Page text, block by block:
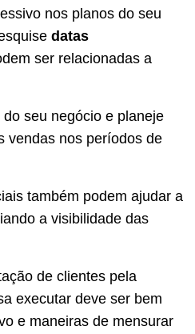
nos planos do seu
datas
ser relacionadas a
do seu negócio e planeje
vendas nos períodos de
também podem ajudar a
a visibilidade das
de clientes pela
executar deve ser bem
e maneiras de mensurar